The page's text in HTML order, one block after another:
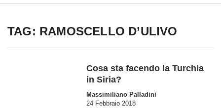
TAG: RAMOSCELLO D’ULIVO
Cosa sta facendo la Turchia
in Siria?
Massimiliano Palladini
24 Febbraio 2018